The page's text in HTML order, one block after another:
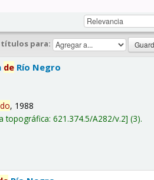
títulos para:
de Río Negro
, 1988
topográfica:621.374.5/A282/v.2 (3).